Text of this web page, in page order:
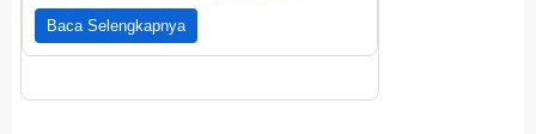
Baca Selengkapnya